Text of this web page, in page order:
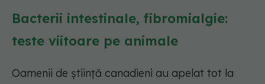
Bacterii intestinale, fibromialgie:
teste viitoare pe animale
Oamenii de știință canadieni au apelat tot la